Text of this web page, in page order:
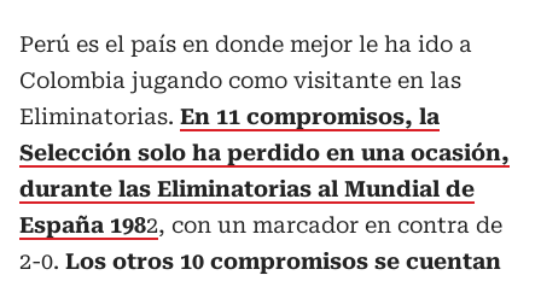
Perú es el país en donde mejor le ha ido a
Colombia jugando como visitante en las
Eliminatorias. En 11 compromisos, la
Selección solo ha perdido en una ocasión,
durante las Eliminatorias al Mundial de
España 1982, con un marcador en contra de
2-0. Los otros 10 compromisos se cuentan